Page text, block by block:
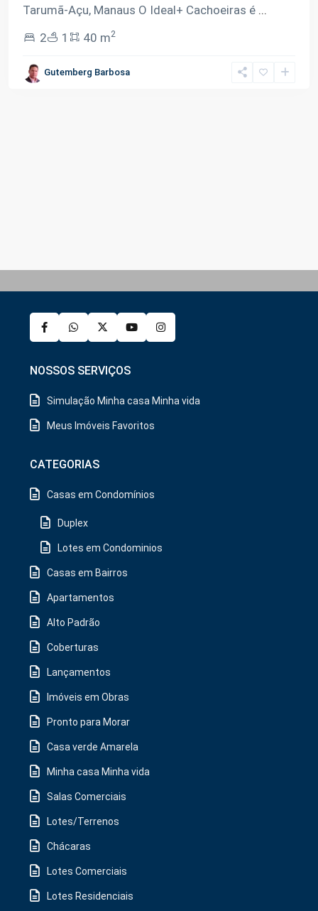
Tarumã-Açu, Manaus O Ideal+ Cachoeiras é ...
2
1 40 m2
Gutemberg Barbosa
NOSSOS SERVIÇOS
Simulação Minha casa Minha vida
Meus Imóveis Favoritos
CATEGORIAS
Casas em Condomínios
Duplex
Lotes em Condominios
Casas em Bairros
Apartamentos
Alto Padrão
Coberturas
Lançamentos
Imóveis em Obras
Pronto para Morar
Casa verde Amarela
Minha casa Minha vida
Salas Comerciais
Lotes/Terrenos
Chácaras
Lotes Comerciais
Lotes Residenciais